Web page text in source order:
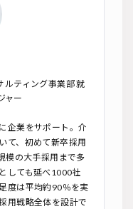
ルティング事業部 就
ャー
企業をサポート。介
て、初めて新卒採用
模の大手採用まで多
しても延べ1000社
度は平均約90％を実
用戦略全体を設計で